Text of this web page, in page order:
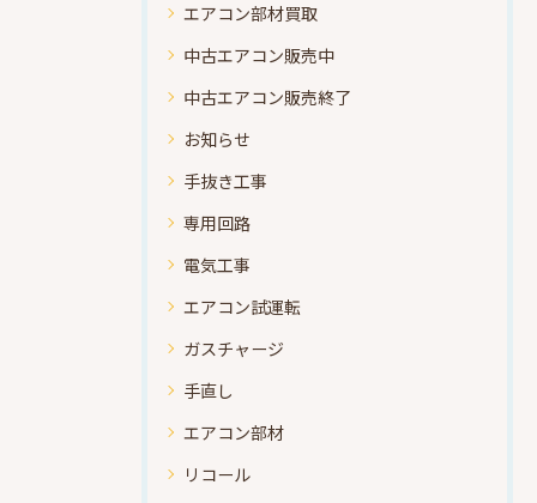
エアコン部材買取
中古エアコン販売中
中古エアコン販売終了
お知らせ
手抜き工事
専用回路
電気工事
エアコン試運転
ガスチャージ
手直し
エアコン部材
リコール